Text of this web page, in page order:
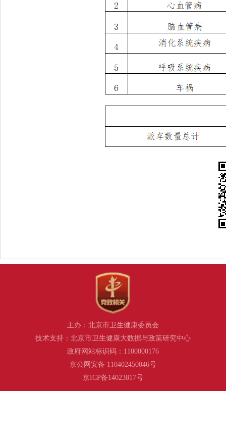
主办：北京市卫生健康委员会
技术支持：北京市卫生健康大数据与政策研究中心
政府网站标识码：1100000176
京公网安备 110402450046号
京ICP备14023817号